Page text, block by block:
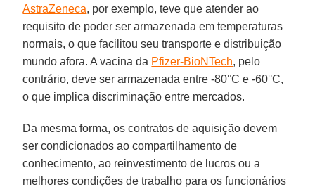
AstraZeneca, por exemplo, teve que atender ao
requisito de poder ser armazenada em temperaturas
normais, o que facilitou seu transporte e distribuição
mundo afora. A vacina da Pfizer-BioNTech, pelo
contrário, deve ser armazenada entre -80°C e -60°C,
o que implica discriminação entre mercados.
Da mesma forma, os contratos de aquisição devem
ser condicionados ao compartilhamento de
conhecimento, ao reinvestimento de lucros ou a
melhores condições de trabalho para os funcionários